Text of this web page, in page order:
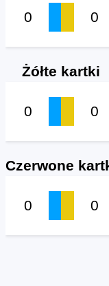
0 0
Żółte kartki
0 0
Czerwone
0 0